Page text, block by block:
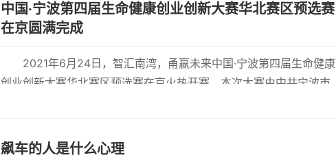
中国·宁波第四届生命健康创业创新大赛华北赛区预选赛
在京圆满完成
2021年6月24日，智汇南湾，甬赢未来中国·宁波第四届生命健康
创业创新大赛华北赛区预选赛在京火热开赛。本次大赛由中共宁波市
飙车的人是什么心理